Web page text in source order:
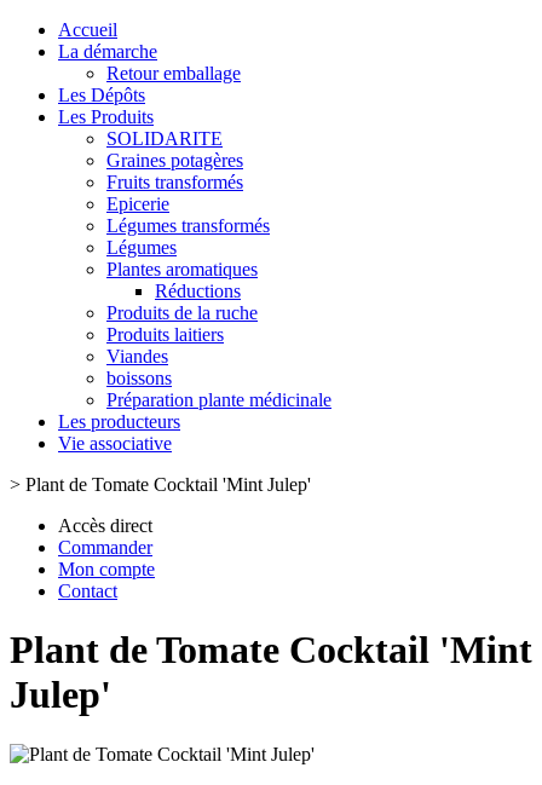
Accueil
La démarche
Retour emballage
Les Dépôts
Les Produits
SOLIDARITE
Graines potagères
Fruits transformés
Epicerie
Légumes transformés
Légumes
Plantes aromatiques
Réductions
Produits de la ruche
Produits laitiers
Viandes
boissons
Préparation plante médicinale
Les producteurs
Vie associative
> Plant de Tomate Cocktail 'Mint Julep'
Accès direct
Commander
Mon compte
Contact
Plant de Tomate Cocktail 'Mint
Julep'